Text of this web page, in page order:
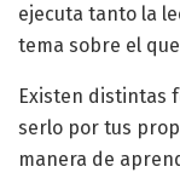
ejecuta tanto la
tema sobre el
Existen distintas
serlo por tus
manera de